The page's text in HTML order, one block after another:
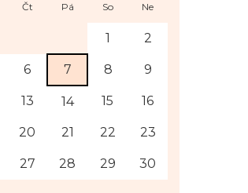
Čt Pá So Ne
1 2
6 7 8 9
13 14 15 16
20 21 22 23
27 28 29 30